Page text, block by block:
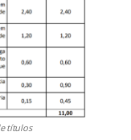
títulos